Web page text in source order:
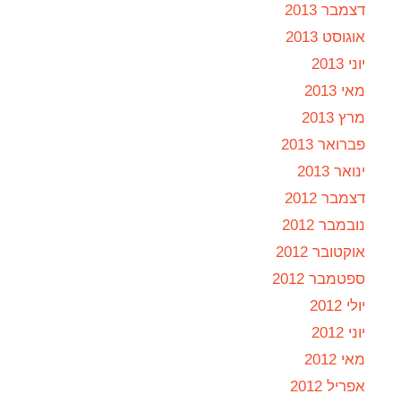
דצמבר 2013
אוגוסט 2013
יוני 2013
מאי 2013
מרץ 2013
פברואר 2013
ינואר 2013
דצמבר 2012
נובמבר 2012
אוקטובר 2012
ספטמבר 2012
יולי 2012
יוני 2012
מאי 2012
אפריל 2012